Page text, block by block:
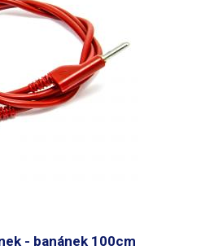
hodnot slouží klávesa enter a ani poté
pro sepnutí odběru je potřeba zátěž
ochrany proti překlepu navíc.
ve výrobě, elektrotechnickém a
telekomunikacích, výzkumu –
a univerzálnosti použití tato
reostaty a odporové dekády,
přístrojů v kalibračních
automobilových. Software v
- banánek 100cm